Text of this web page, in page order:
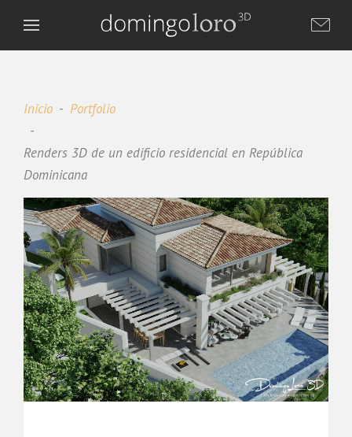
Inicio Portfolio
Renders 3D de un edificio residencial en República
Dominicana
DL
Domingo Loro 3D
Asistente virtual